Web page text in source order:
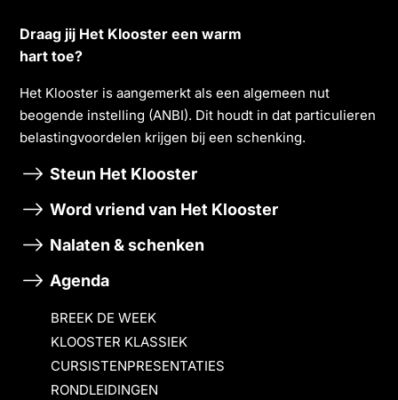
Draag jij Het Klooster een warm
hart toe?
Het Klooster is aangemerkt als een algemeen nut
beogende instelling (ANBI). Dit houdt in dat particulieren
belastingvoordelen krĳgen bĳ een schenking.
Steun Het Klooster
Word vriend van Het Klooster
Nalaten & schenken
Agenda
BREEK DE WEEK
KLOOSTER KLASSIEK
CURSISTENPRESENTATIES
RONDLEIDINGEN